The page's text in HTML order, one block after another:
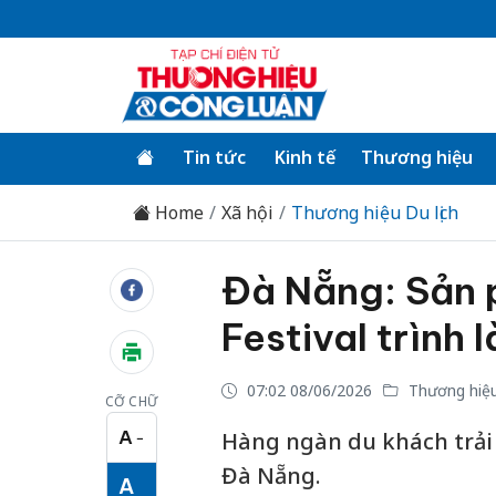
Tin tức Kinh tế Thương hiệu
Home Xã hội Thương hiệu Du lịch
CỠ CHỮ
A −
Cỡ chữ nhỏ
A
Đà Nẵng: Sản
Festival trình
07:02 08/06/2026 Thương
Hàng ngàn du khách
Đà Nẵng.